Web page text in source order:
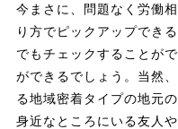
今まさに、問題なく労働
り方でピックアップでき
でもチェックすることが
ができるでしょう。当然
る地域密着タイプの地元
身近なところにいる友人